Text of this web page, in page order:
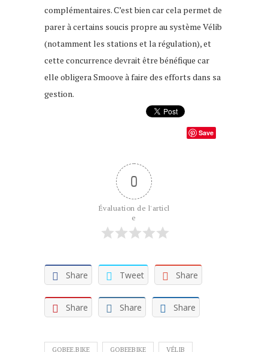
complémentaires. C’est bien car cela permet de
parer à certains soucis propre au système Vélib
(notamment les stations et la régulation), et
cette concurrence devrait être bénéfique car
elle obligera Smoove à faire des efforts dans sa
gestion.
Save
0
Évaluation de l'articl
e
Share Tweet Share
Share Share Share
GOBEE.BIKE GOBEEBIKE VÉLIB